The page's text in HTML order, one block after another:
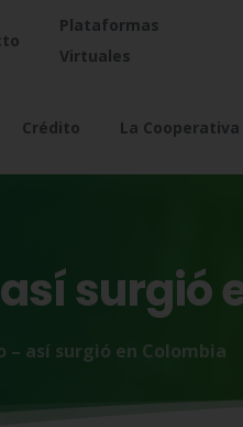
Plataformas
Virtuales
Crédito La Cooperativa
asísurgió
así surgió en Colombia